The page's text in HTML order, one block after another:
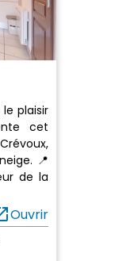
plaisir
cet
📍
de la
Ouvrir